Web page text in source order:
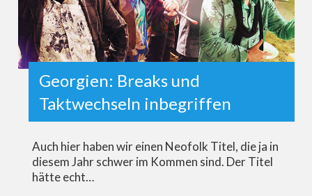
Georgien: Breaks und
Taktwechseln inbegriffen
Auch hier haben wir einen Neofolk Titel, die ja in
diesem Jahr schwer im Kommen sind. Der Titel
hätte echt…